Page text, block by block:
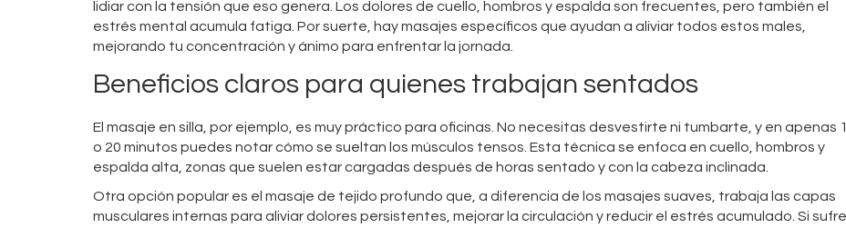
lidiar con la tensión que eso genera. Los dolores de cuello, hombros y espalda son frecuentes, pero también el
estrés mental acumula fatiga. Por suerte, hay masajes específicos que ayudan a aliviar todos estos males,
mejorando tu concentración y ánimo para enfrentar la jornada.
Beneficios claros para quienes trabajan sentados
El masaje en silla, por ejemplo, es muy práctico para oficinas. No necesitas desvestirte ni tumbarte, y en apenas
o 20 minutos puedes notar cómo se sueltan los músculos tensos. Esta técnica se enfoca en cuello, hombros y
espalda alta, zonas que suelen estar cargadas después de horas sentado y con la cabeza inclinada.
Otra opción popular es el masaje de tejido profundo que, a diferencia de los masajes suaves, trabaja las capas
musculares internas para aliviar dolores persistentes, mejorar la circulación y reducir el estrés acumulado. Si